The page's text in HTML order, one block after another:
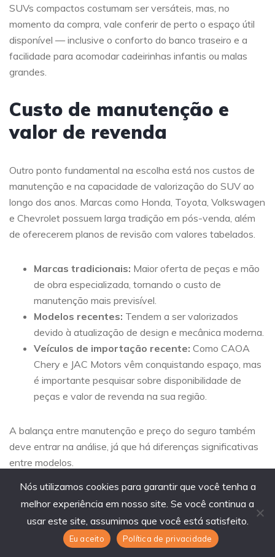
SUVs compactos costumam ser versáteis, mas, no
momento da compra, vale conferir de perto o espaço útil
disponível — inclusive o conforto do banco traseiro e a
facilidade para acomodar cadeirinhas infantis ou malas
grandes.
Custo de manutenção e
valor de revenda
Outro ponto fundamental na escolha está nos custos de
manutenção e na capacidade de valorização do SUV ao
longo dos anos. Marcas como Honda, Toyota, Volkswagen
e Chevrolet possuem larga tradição em pós-venda, além
de oferecerem planos de revisão com valores tabelados.
Marcas tradicionais: Maior oferta de peças e mão
de obra especializada, tornando o custo de
manutenção mais previsível.
Modelos recentes: Tendem a ser valorizados
devido à atualização de design e mecânica moderna.
Veículos de importação recente: Como CAOA
Chery e JAC Motors vêm conquistando espaço, mas
é importante pesquisar sobre disponibilidade de
peças e valor de revenda na sua região.
A balança entre manutenção e preço do seguro também
deve entrar na análise, já que há diferenças significativas
entre modelos.
Avaliação final: como
escolher o SUV compacto
perfeito?
Nós utilizamos cookies para garantir que você tenha a
melhor experiência em nosso site. Se você continua a
usar este site, assumimos que você está satisfeito.
Eu aceito Política de privacidade